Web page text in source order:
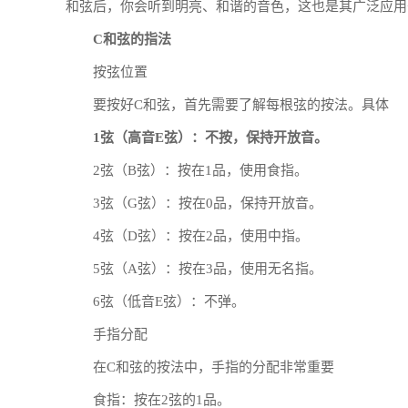
和弦后，你会听到明亮、和谐的音色，这也是其广泛应用
C和弦的指法
按弦位置
要按好C和弦，首先需要了解每根弦的按法。具体
1弦（高音E弦）：不按，保持开放音。
2弦（B弦）：按在1品，使用食指。
3弦（G弦）：按在0品，保持开放音。
4弦（D弦）：按在2品，使用中指。
5弦（A弦）：按在3品，使用无名指。
6弦（低音E弦）：不弹。
手指分配
在C和弦的按法中，手指的分配非常重要
食指：按在2弦的1品。